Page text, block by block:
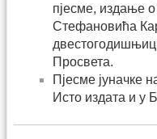
пјесме, издање
Стефановића
Просвета.
Пјесме јуначке
Исто издата и у